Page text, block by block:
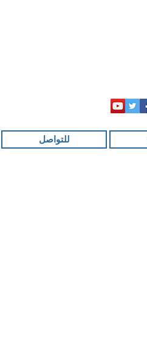
للتواصل